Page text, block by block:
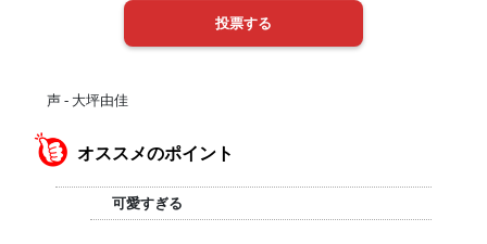
声 - 大坪由佳
オススメのポイント
可愛すぎる